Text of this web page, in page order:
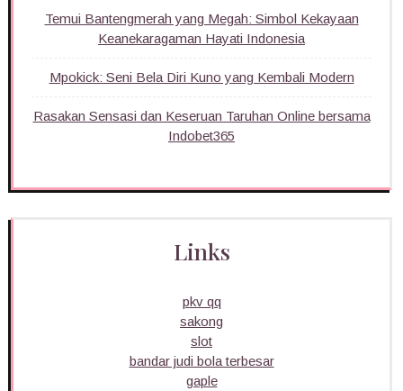
Temui Bantengmerah yang Megah: Simbol Kekayaan
Keanekaragaman Hayati Indonesia
Mpokick: Seni Bela Diri Kuno yang Kembali Modern
Rasakan Sensasi dan Keseruan Taruhan Online bersama
Indobet365
Links
pkv qq
sakong
slot
bandar judi bola terbesar
gaple